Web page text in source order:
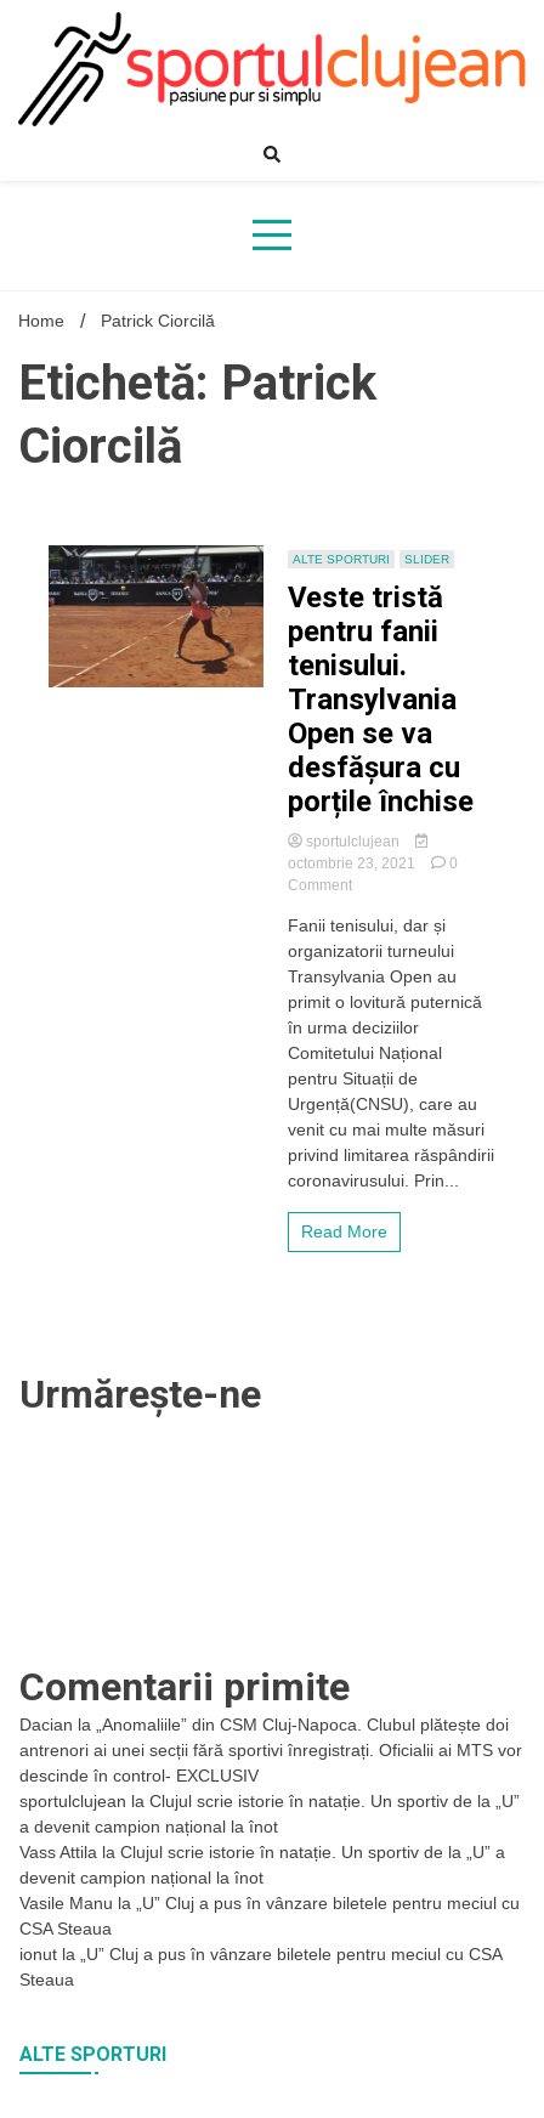
Home Patrick Ciorcilă
Etichetă: Patrick
Ciorcilă
ALTE SPORTURI SLIDER
Veste tristă
pentru fanii
tenisului.
Transylvania
Open se va
desfășura cu
porțile închise
sportulclujean
octombrie 23, 2021
0
Commenton
tristă
pentru
fanii
tenisului.
Transylvania
Open
se
va
desfășura
cu
porțile
Fanii tenisului, dar și
organizatorii turneului
Transylvania Open au
primit o lovitură puternică
în urma deciziilor
Comitetului Național
pentru Situații de
Urgență(CNSU), care au
venit cu mai multe măsuri
privind limitarea răspândirii
coronavirusului. Prin...
Read More
Urmărește-ne
Comentarii primite
Dacian la
„Anomaliile” din CSM Cluj-Napoca. Clubul plătește doi
antrenori ai unei secții fără sportivi înregistrați. Oficialii ai MTS vor
descinde în control- EXCLUSIV
sportulclujean la Clujul scrie istorie în natație. Un sportiv de la „U”
a devenit campion național la înot
Vass Attila la Clujul scrie istorie în natație. Un sportiv de la „U” a
devenit campion național la înot
Vasile Manu la
„U” Cluj a pus în vânzare biletele pentru meciul cu
CSA Steaua
ionut la
„U” Cluj a pus în vânzare biletele pentru meciul cu CSA
Steaua
ALTE SPORTURI